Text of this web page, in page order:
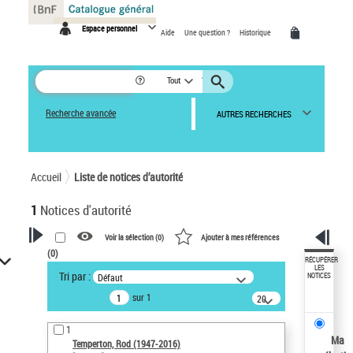
Espace personnel Aide Une question ? Historique
Tout
Recherche avancée AUTRES RECHERCHES
Accueil Liste de notices d’autorité
1 Notices d'autorité
VOTRE RECHERCHE
Recherche avancée dans les
notices d’autorité
Œuvres liées à l'auteur :
Temperton, Rod (1947-2016)
Voir la sélection (0) Ajouter à mes références
(0)
Tri par : Défaut
sur 1
20
résultats/page
1
Temperton, Rod (1947-2016)
RÉCUPÉRER
LES
NOTICES
Ma
Panneau de gestion des cookies